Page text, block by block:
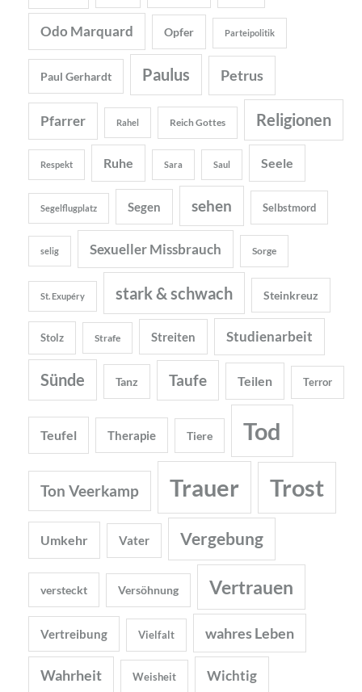
Odo Marquard Opfer Parteipolitik
Paul Gerhardt Paulus Petrus
Pfarrer Rahel Reich Gottes Religionen
Respekt Ruhe Sara Saul Seele
Segelflugplatz Segen sehen Selbstmord
selig Sexueller Missbrauch Sorge
St. Exupéry stark & schwach Steinkreuz
Stolz Strafe Streiten Studienarbeit
Sünde Tanz Taufe Teilen Terror
Teufel Therapie Tiere Tod
Ton Veerkamp Trauer Trost
Umkehr Vater Vergebung
versteckt Versöhnung Vertrauen
Vertreibung Vielfalt wahres Leben
Wahrheit Weisheit Wichtig